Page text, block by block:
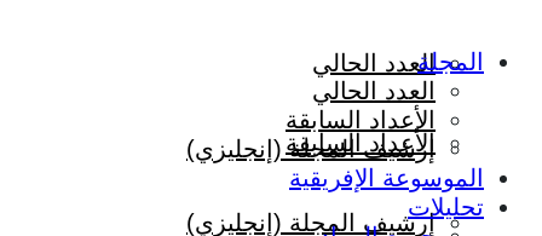
العدد الحالي
الأعداد السابقة
إرشيف المجلة (إنجليزي)
المجلة
العدد الحالي
الأعداد السابقة
إرشيف المجلة (إنجليزي)
الموسوعة الإفريقية
تحليلات